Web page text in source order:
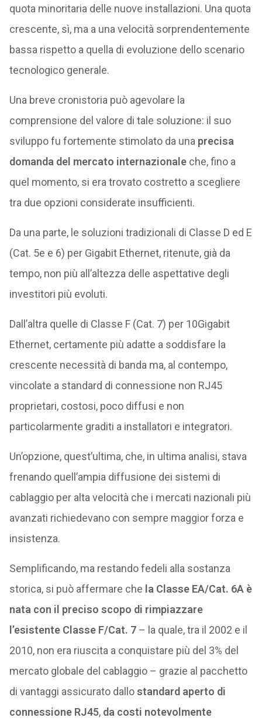
quota minoritaria delle nuove installazioni. Una quota
crescente, sì, ma a una velocità sorprendentemente
bassa rispetto a quella di evoluzione dello scenario
tecnologico generale.
Una breve cronistoria può agevolare la
comprensione del valore di tale soluzione: il suo
sviluppo fu fortemente stimolato da una precisa
domanda del mercato internazionaleche, fino a
quel momento, si era trovato costretto a scegliere
tra due opzioni considerate insufficienti.
Da una parte, le soluzioni tradizionali di Classe D ed E
(Cat. 5e e 6) per Gigabit Ethernet, ritenute, già da
tempo, non più all’altezza delle aspettative degli
investitori più evoluti.
Dall’altra quelle di Classe F (Cat. 7) per 10Gigabit
Ethernet, certamente più adatte a soddisfare la
crescente necessità di banda ma, al contempo,
vincolate a standard di connessione non RJ45
proprietari, costosi, poco diffusi e non
particolarmente graditi a installatori e integratori.
Un’opzione, quest’ultima, che, in ultima analisi, stava
frenando quell’ampia diffusione dei sistemi di
cablaggio per alta velocità che i mercati nazionali più
avanzati richiedevano con sempre maggior forza e
insistenza.
Semplificando, ma restando fedeli alla sostanza
storica, si può affermare che la Classe EA/Cat. 6A è
nata con il preciso scopo di rimpiazzare
l’esistente Classe F/Cat. 7– la quale, tra il 2002 e il
2010, non era riuscita a conquistare più del 3% del
mercato globale del cablaggio – grazie al pacchetto
di vantaggi assicurato dallostandard aperto di
connessione RJ45, da costi notevolmente